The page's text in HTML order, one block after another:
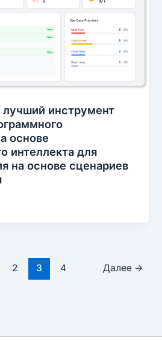
инструмент
основе
интеллекта для
на основе сценариев
2 3 4 Далее →